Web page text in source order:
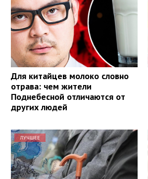
Для китайцев молоко словно
отрава: чем жители
Поднебесной отличаются от
других людей
ЛУЧШЕЕ